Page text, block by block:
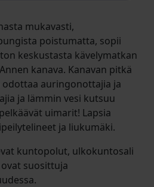
mukavasti,
poistumatta, sopii
keskustasta kävelymatkan
kanava. Kanavan pitkä
auringonottajia ja
ja lämmin vesi kutsuu
uimarit! Lapsia
ja liukumäki.
kuntopolut, ulkokuntosali
suosittuja